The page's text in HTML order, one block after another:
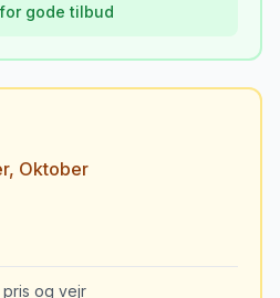
gode tilbud
, Oktober
pris og vejr